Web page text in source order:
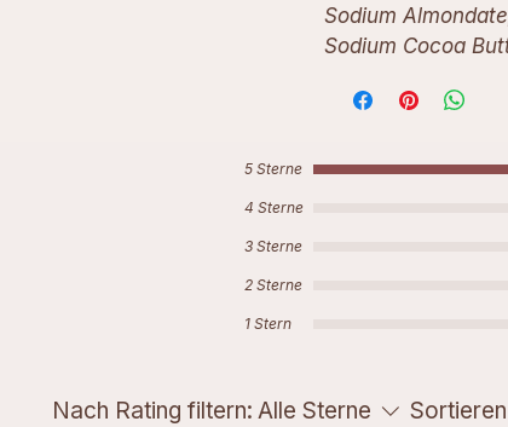
Sodium
Sodium Cocoa
5 Sterne
4 Sterne
3 Sterne
2 Sterne
1 Stern
Nach Rating filtern: Alle Sterne